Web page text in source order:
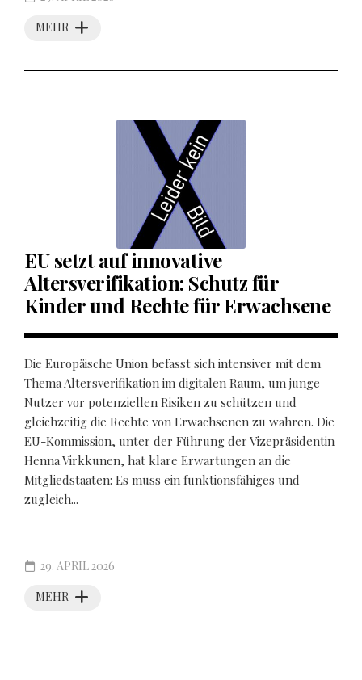
MEHR
EU setzt auf innovative
Altersverifikation: Schutz für
Kinder und Rechte für Erwachsene
Die Europäische Union befasst sich intensiver mit dem
Thema Altersverifikation im digitalen Raum, um junge
Nutzer vor potenziellen Risiken zu schützen und
gleichzeitig die Rechte von Erwachsenen zu wahren. Die
EU-Kommission, unter der Führung der Vizepräsidentin
Henna Virkkunen, hat klare Erwartungen an die
Mitgliedstaaten: Es muss ein funktionsfähiges und
zugleich...
MEHR
29. APRIL 2026